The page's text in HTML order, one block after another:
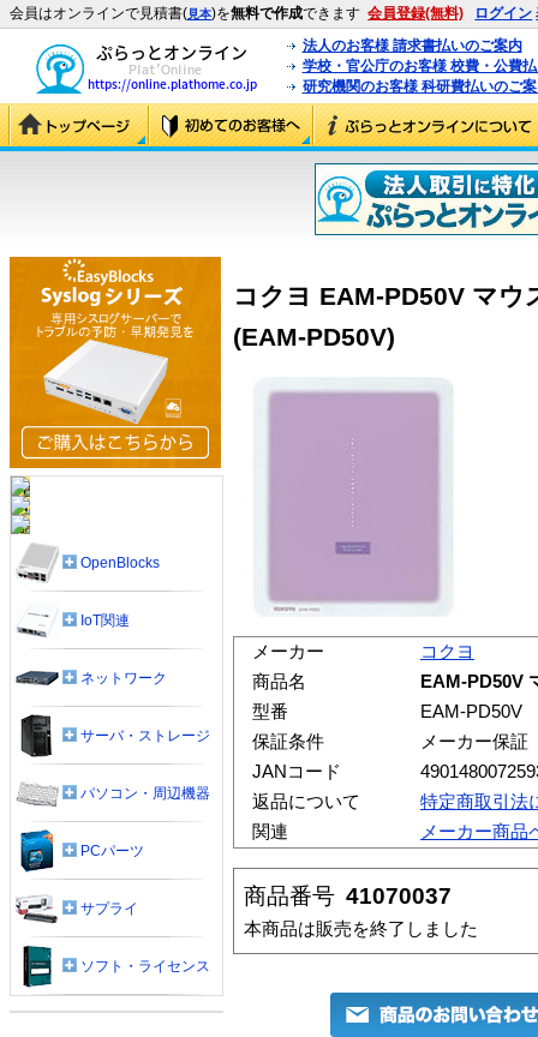
会員はオンラインで見積書(見本)を無料で作成できます 会員登録(無料) ログイン
法人のお客様 請求書払いのご案内
学校・官公庁のお客様 校費・公費
研究機関のお客様 科研費払いのご
コクヨ EAM-PD50V マウ
(EAM-PD50V)
メーカー
コクヨ
商品名
EAM-PD50V
型番
EAM-PD50V
保証条件
メーカー保証
JANコード
返品について
特定商取引法
関連
メーカー商品
商品番号 41070037
本商品は販売を終了しました
OpenBlocks
IoT関連
ネットワーク
サーバ・ストレージ
パソコン・周辺機器
PCパーツ
サプライ
ソフト・ライセンス